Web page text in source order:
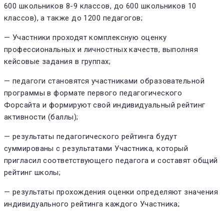
600 школьников 8-9 классов, до 600 школьников 10
классов), а также до 1200 педагогов;
— Участники проходят комплексную оценку
профессиональных и личностных качеств, выполняя
кейсовые задания в группах;
— педагоги становятся участниками образовательной
программы в формате первого педагогического
Форсайта и формируют свой индивидуальный рейтинг
активности (баллы);
— результаты педагогического рейтинга будут
суммированы с результатами Участника, который
пригласил соответствующего педагога и составят общий
рейтинг школы;
— результаты прохождения оценки определяют значения
индивидуального рейтинга каждого Участника;